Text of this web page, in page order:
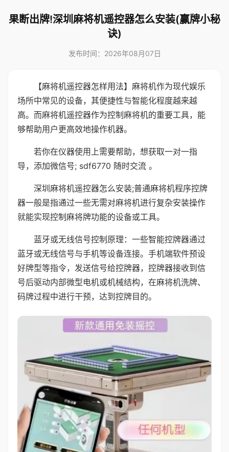
果断出牌!深圳麻将机遥控器怎么安装(赢牌小秘
诀)
发布时间：2026年08月07日
【麻将机遥控器怎样用法】麻将机作为现代娱乐
场所中常见的设备，其便捷性与智能化程度越来越
高。而麻将机遥控器作为控制麻将机的重要工具，能
够帮助用户更高效地操作机器。
若你在仪器使用上需要帮助，想获取一对一指
导，添加微信号; sdf6770 随时交流 。
深圳麻将机遥控器怎么安装;普通麻将机程序控牌
器一般是指通过一些无需对麻将机进行复杂安装操作
就能实现控制麻将牌功能的设备或工具。
蓝牙或无线信号控制原理：一些智能控牌器通过
蓝牙或无线信号与手机等设备连接。手机端软件预设
好牌型等指令，发送信号给控牌器，控牌器接收到信
号后驱动内部微型电机或机械结构，在麻将机洗牌、
码牌过程中进行干预，达到控牌目的。